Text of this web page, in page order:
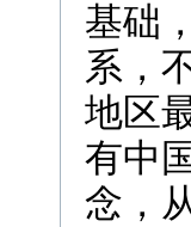
基础
系，
地区
有中
念，